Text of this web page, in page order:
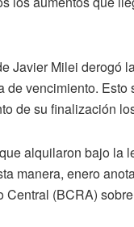
Javier Milei derogó
de vencimiento.
de su finalización
alquilaron bajo la
manera, enero
Central (BCRA)